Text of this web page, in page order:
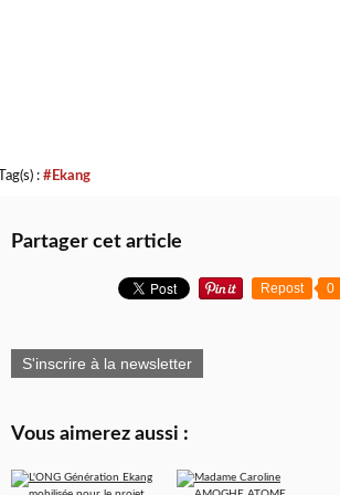
Tag(s) : #Ekang
Partager cet article
Repost 0
S'inscrire à la newsletter
Vous aimerez aussi :